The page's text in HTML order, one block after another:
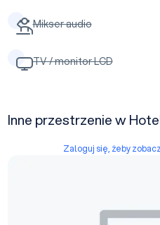
Mikser audio
TV / monitor LCD
Inne przestrzenie w
Zaloguj się, żeby